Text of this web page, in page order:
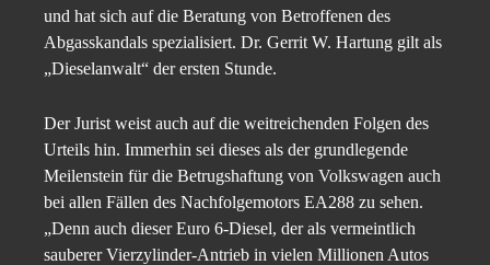
und hat sich auf die Beratung von Betroffenen des
Abgasskandals spezialisiert. Dr. Gerrit W. Hartung gilt als
„Dieselanwalt“ der ersten Stunde.
Der Jurist weist auch auf die weitreichenden Folgen des
Urteils hin. Immerhin sei dieses als der grundlegende
Meilenstein für die Betrugshaftung von Volkswagen auch
bei allen Fällen des Nachfolgemotors EA288 zu sehen.
„Denn auch dieser Euro 6-Diesel, der als vermeintlich
sauberer Vierzylinder-Antrieb in vielen Millionen Autos